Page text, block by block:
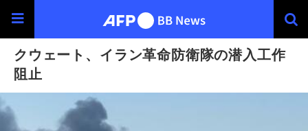
クウェート、イラン革命防衛隊の潜入工作
阻止